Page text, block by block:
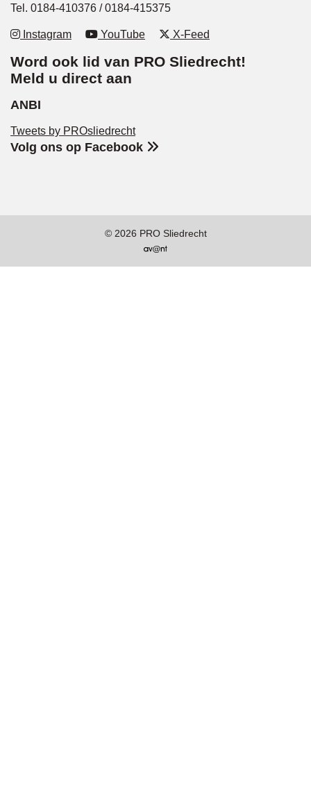
Tel. 0184-410376 / 0184-415375
Instagram YouTube X-Feed
Word ook lid van PRO Sliedrecht!
Meld u direct aan
ANBI
Tweets by PROsliedrecht
Volg ons op Facebook
© 2026 PRO Sliedrecht